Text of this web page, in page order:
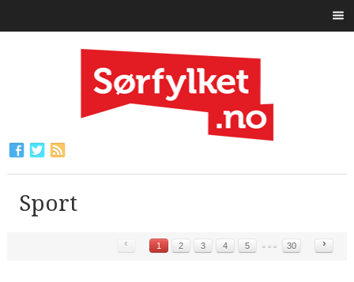
Sport
‹ 1 2 3 4 5 30 ›